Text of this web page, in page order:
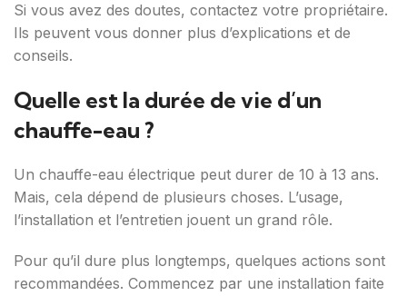
Si vous avez des doutes, contactez votre propriétaire.
Ils peuvent vous donner plus d’explications et de
conseils.
Quelle est la durée de vie d’un
chauffe-eau ?
Un chauffe-eau électrique peut durer de 10 à 13 ans.
Mais, cela dépend de plusieurs choses. L’usage,
l’installation et l’entretien jouent un grand rôle.
Pour qu’il dure plus longtemps, quelques actions sont
recommandées. Commencez par une installation faite